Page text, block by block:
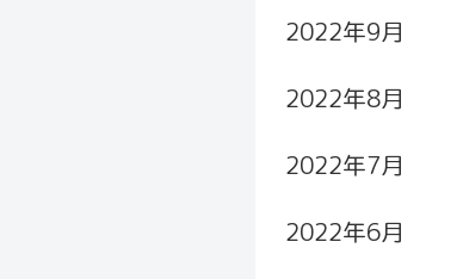
2022年9月
2022年8月
2022年7月
2022年6月